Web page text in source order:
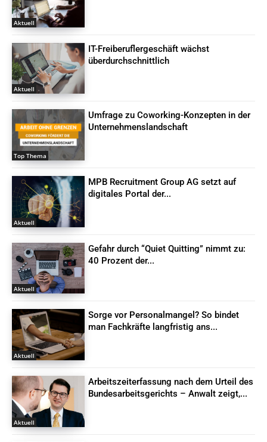
Aktuell
Aktuell
IT-Freiberuflergeschäft wächst
überdurchschnittlich
Top Thema
Umfrage zu Coworking-Konzepten in der
Unternehmenslandschaft
Aktuell
MPB Recruitment Group AG setzt auf
digitales Portal der...
Aktuell
Gefahr durch “Quiet Quitting” nimmt zu:
40 Prozent der...
Aktuell
Sorge vor Personalmangel? So bindet
man Fachkräfte langfristig ans...
Aktuell
Arbeitszeiterfassung nach dem Urteil des
Bundesarbeitsgerichts – Anwalt zeigt,...